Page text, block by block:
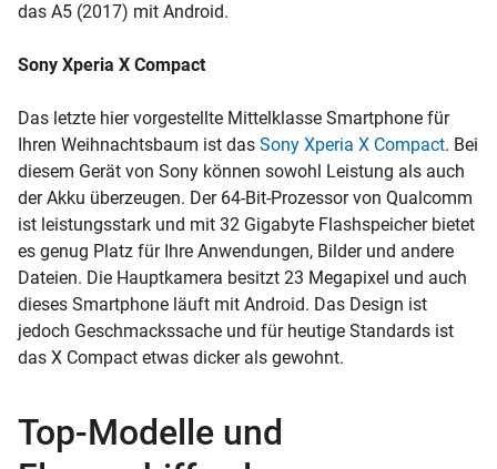
das A5 (2017) mit Android.
Sony Xperia X Compact
Das letzte hier vorgestellte Mittelklasse Smartphone für
Ihren Weihnachtsbaum ist das Sony Xperia X Compact. Bei
diesem Gerät von Sony können sowohl Leistung als auch
der Akku überzeugen. Der 64-Bit-Prozessor von Qualcomm
ist leistungsstark und mit 32 Gigabyte Flashspeicher bietet
es genug Platz für Ihre Anwendungen, Bilder und andere
Dateien. Die Hauptkamera besitzt 23 Megapixel und auch
dieses Smartphone läuft mit Android. Das Design ist
jedoch Geschmackssache und für heutige Standards ist
das X Compact etwas dicker als gewohnt.
Top-Modelle und